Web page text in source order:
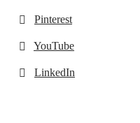
Pinterest
YouTube
LinkedIn